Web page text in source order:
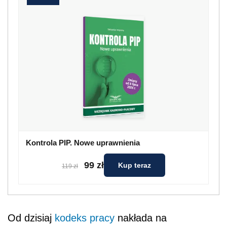
Kontrola PIP. Nowe uprawnienia
119 zł 99 zł Kup teraz
Od dzisiaj kodeks pracy nakłada na